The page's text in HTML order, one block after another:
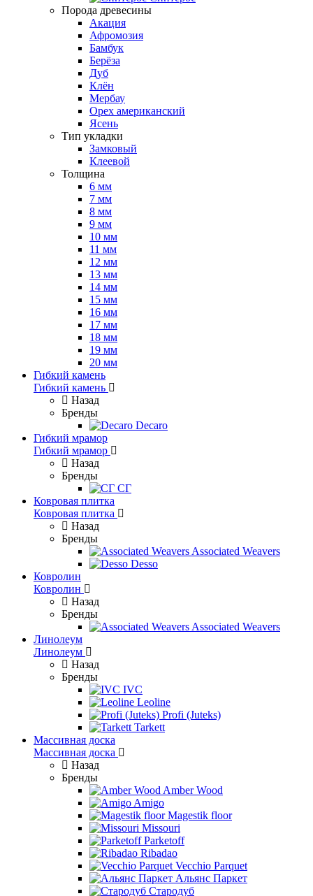
Порода древесины
Акация
Афромозия
Бамбук
Берёза
Дуб
Клён
Мербау
Орех американский
Ясень
Тип укладки
Замковый
Клеевой
Толщина
6 мм
7 мм
8 мм
9 мм
10 мм
11 мм
12 мм
13 мм
14 мм
15 мм
16 мм
17 мм
18 мм
19 мм
20 мм
Гибкий камень
Гибкий камень
Назад
Бренды
Decaro
Гибкий мрамор
Гибкий мрамор
Назад
Бренды
СГ
Ковровая плитка
Ковровая плитка
Назад
Бренды
Associated Weavers
Desso
Ковролин
Ковролин
Назад
Бренды
Associated Weavers
Линолеум
Линолеум
Назад
Бренды
IVC
Leoline
Profi (Juteks)
Tarkett
Массивная доска
Массивная доска
Назад
Бренды
Amber Wood
Amigo
Magestik floor
Missouri
Parketoff
Ribadao
Vecchio Parquet
Альянс Паркет
Стародуб